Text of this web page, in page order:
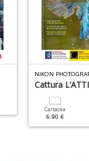
NIKON
Cattura
Cartacea
6.90 €